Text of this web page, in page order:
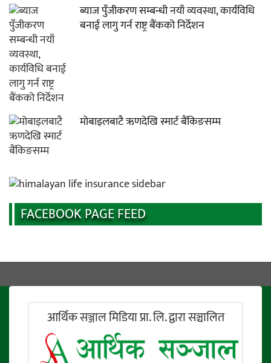
ब्याज पुँजीकरण सम्बन्धी नयाँ व्यवस्था, कार्यविधि
बनाई लागु गर्न राष्ट्र बैंकको निर्देशन
मोबाइलबाटै ऋणदेखि स्मार्ट बैंकिङसम्म
FACEBOOK PAGE FEED
आर्थिक सञ्जाल मिडिया प्रा. लि. द्वारा सञ्चालित